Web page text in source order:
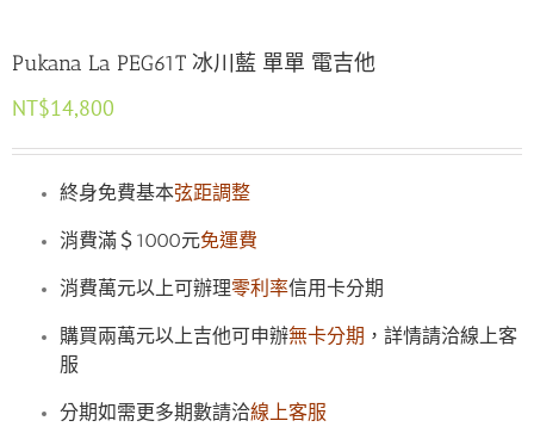
Pukana La PEG61T 冰川藍 單單 電吉他
NT$14,800
終身免費基本弦距調整
消費滿＄1000元免運費
消費萬元以上可辦理零利率信用卡分期
購買兩萬元以上吉他可申辦無卡分期 ，詳情請洽線上客
服
分期如需更多期數請洽線上客服